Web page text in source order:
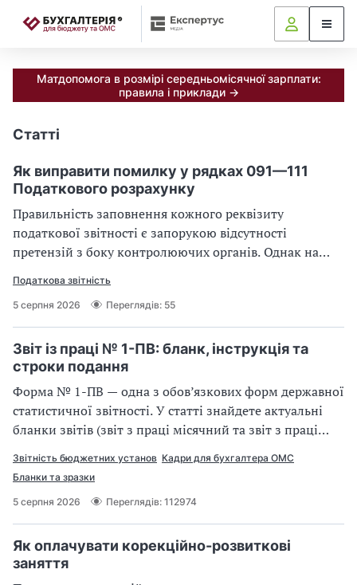
Матдопомога в розмірі середньомісячної зарплати:
правила і приклади →
Статті
Як виправити помилку у рядках 091—111
Податкового розрахунку
Правильність заповнення кожного реквізиту
податкової звітності є запорукою відсутності
претензій з боку контролюючих органів. Однак на
подання Податкового розрахунку виявляються
помилки в його заголовній (вступній) частині. У цій
статті розглянемо механізм коригування відомостей у
рядках 091—111, правові наслідки таких помилок та
практичні рекомендації щодо дій бухгалтера
Податкова звітність
5 серпня 2026 Переглядів: 55
Звіт із праці № 1-ПВ: бланк, інструкція та
строки подання
Форма № 1-ПВ — одна з обов’язкових форм державної
статистичної звітності. У статті знайдете актуальні
бланки звітів (звіт з праці місячний та звіт з праці
терміни подання у 2026 році.
Звітність бюджетних установ Кадри для бухгалтера ОМС
Бланки та зразки
5 серпня 2026 Переглядів: 112974
Як оплачувати корекційно-розвиткові
заняття
Портал Бухгалтерія